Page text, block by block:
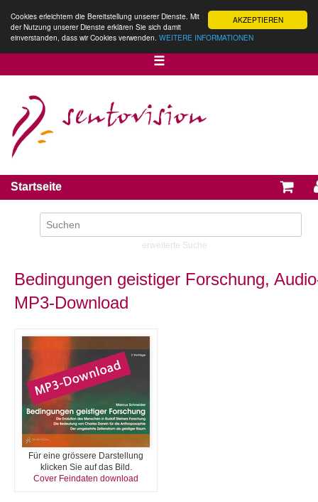
AKZEPTIEREN
Cookies erleichtern die Bereitstellung unserer Dienste. Mit
der Nutzung unserer Dienste erklären Sie sich damit
einverstanden, dass wir Cookies verwenden. WEITERE INFORMATIONEN
☰
Startseite
erweiterte Suche
Bedingungen geistiger Forschung,
MP3-Download
Für eine grössere Darstellung
klicken Sie auf das Bild.
Cover Feindaten download